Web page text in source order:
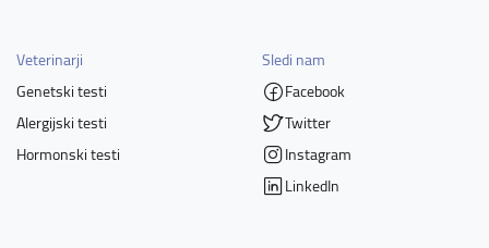
Veterinarji
Genetski testi
Alergijski testi
Hormonski testi
Sledi nam
Facebook
Twitter
Instagram
LinkedIn